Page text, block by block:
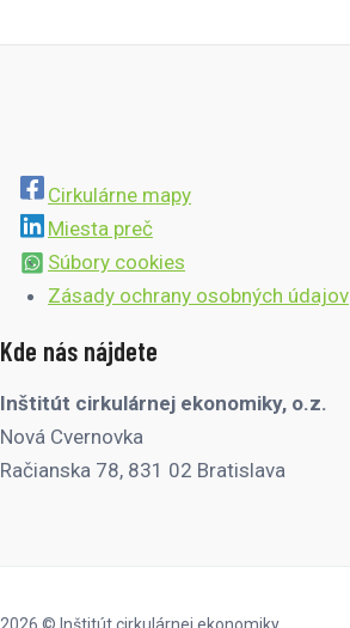
Cirkulárne mapy
Miesta preč
Súbory cookies
Zásady ochrany osobných údajov
Kde nás nájdete
Inštitút cirkulárnej ekonomiky, o.z.
Nová Cvernovka
Račianska 78, 831 02 Bratislava